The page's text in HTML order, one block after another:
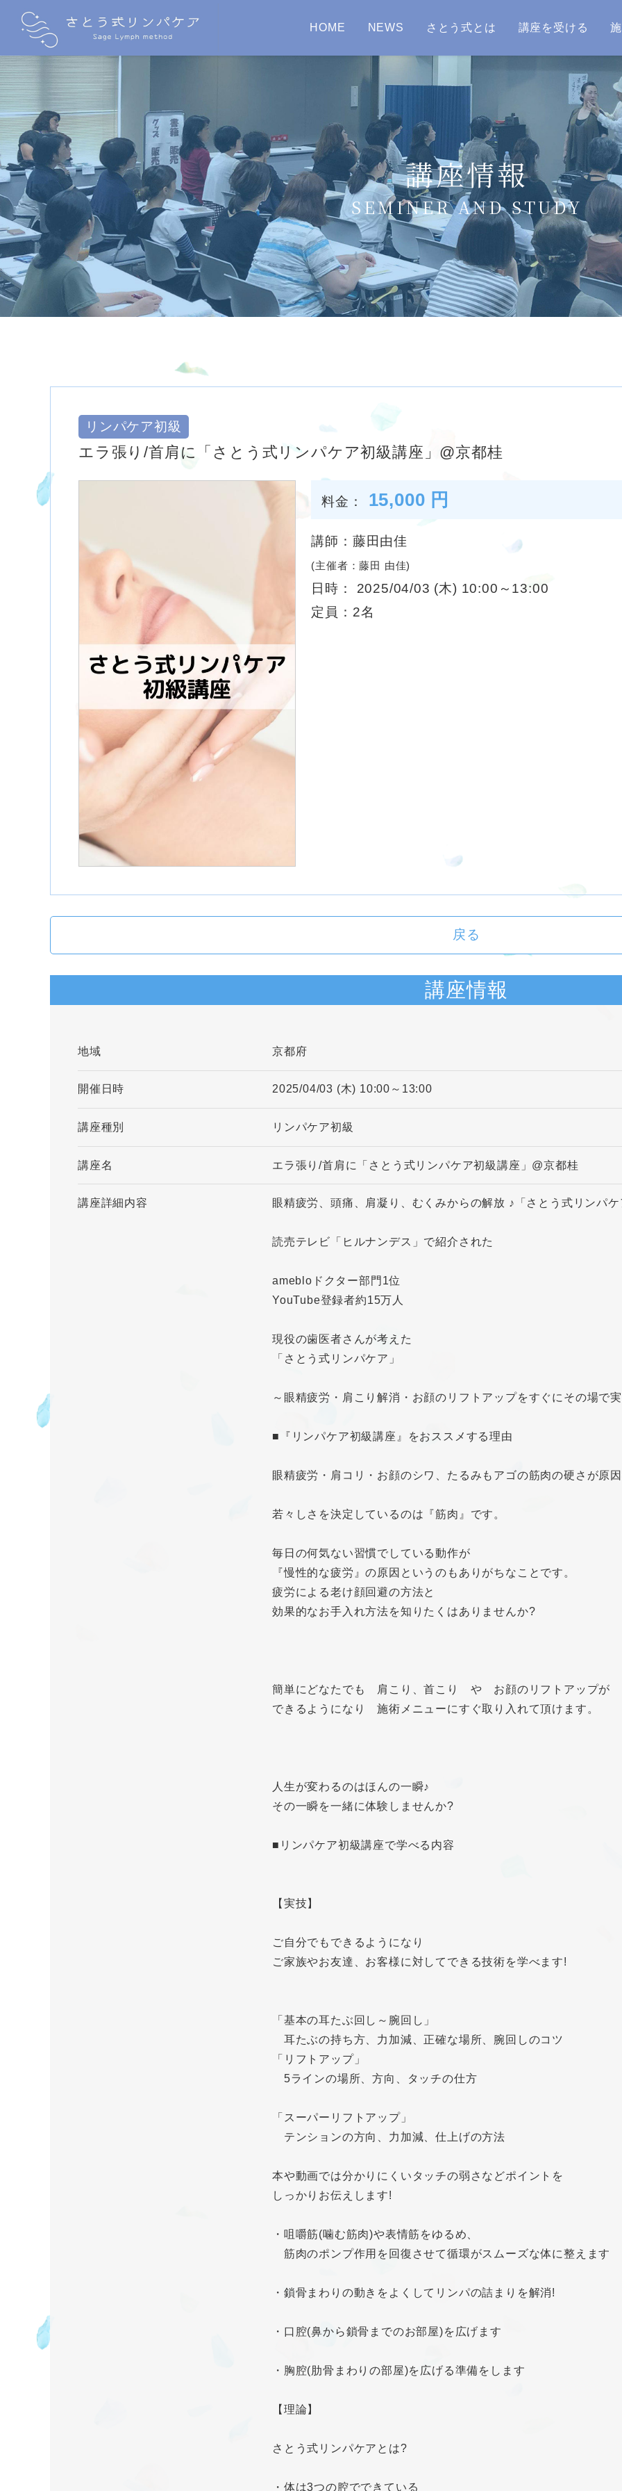
HOME NEWS さとう式とは 講座を受ける
講座情報
SEMINER AND STUDY
リンパケア初級
エラ張り/首肩に「さとう式リンパケア初級講座」@京都桂
料金： 15,000 円
講師：藤田由佳
(主催者：藤田 由佳)
日時： 2025/04/03 (木) 10:00～13:00
定員：2名
戻る
講座情報
地域 京都府
開催日時 2025/04/03 (木) 10:00～13:00
講座種別 リンパケア初級
講座名 エラ張り/首肩に「さとう式リンパケア初級講座」@京都桂
講座詳細内容 眼精疲労、頭痛、肩凝り、むくみからの解放 ♪「さとう式リンパケ
読売テレビ「ヒルナンデス」で紹介された
amebloドクター部門1位
YouTube登録者約15万人
現役の歯医者さんが考えた
「さとう式リンパケア」
～眼精疲労・肩こり解消・お顔のリフトアップをすぐにその場で
■『リンパケア初級講座』をおススメする理由
眼精疲労・肩コリ・お顔のシワ、たるみもアゴの筋肉の硬さが原
若々しさを決定しているのは『筋肉』です。
毎日の何気ない習慣でしている動作が
『慢性的な疲労』の原因というのもありがちなことです。
疲労による老け顔回避の方法と
効果的なお手入れ方法を知りたくはありませんか?
簡単にどなたでも 肩こり、首こり や お顔のリフトアップが
できるようになり 施術メニューにすぐ取り入れて頂けます。
人生が変わるのはほんの一瞬♪
その一瞬を一緒に体験しませんか?
■リンパケア初級講座で学べる内容
【実技】
ご自分でもできるようになり
ご家族やお友達、お客様に対してできる技術を学べます!
「基本の耳たぶ回し～腕回し」
耳たぶの持ち方、力加減、正確な場所、腕回しのコツ
「リフトアップ」
5ラインの場所、方向、タッチの仕方
「スーパーリフトアップ」
テンションの方向、力加減、仕上げの方法
本や動画では分かりにくいタッチの弱さなどポイントを
しっかりお伝えします!
・咀嚼筋(噛む筋肉)や表情筋をゆるめ、
筋肉のポンプ作用を回復させて循環がスムーズな体に整えます
・鎖骨まわりの動きをよくしてリンパの詰まりを解消!
・口腔(鼻から鎖骨までのお部屋)を広げます
・胸腔(肋骨まわりの部屋)を広げる準備をします
【理論】
さとう式リンパケアとは?
・体は3つの腔でできている